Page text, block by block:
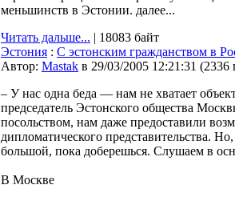
меньшинств в Эстонии. далее...
Читать дальше... | 18083 байт
Эстония : С эстонским гражданством в
Автор: Мastak в 29/03/2005 12:21:31 (2336
– У нас одна беда — нам не хватает
председатель Эстонского общества
посольством, нам даже предоставили
дипломатического представительства.
большой, пока доберешься. Слушаем в
В Москве